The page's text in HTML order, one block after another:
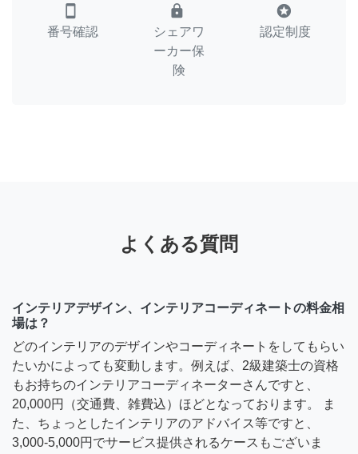
smartphone
番号確認
lock
シェアワ
ーカー保
険
stars
認定制度
よくある質問
インテリアデザイン、インテリアコーディネートの料金相
場は？
どのインテリアのデザインやコーディネートをしてもらい
たいかによっても変動します。例えば、2級建築士の資格
もお持ちのインテリアコーディネーターさんですと、
20,000円（交通費、雑費込）ほどとなっております。 ま
た、ちょっとしたインテリアのアドバイス等ですと、
3,000-5,000円でサービス提供されるケースもございま